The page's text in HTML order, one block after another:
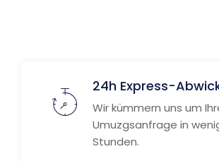
24h Express-
Wir kümmern uns um
Umuzgsanfrage in
Stunden.